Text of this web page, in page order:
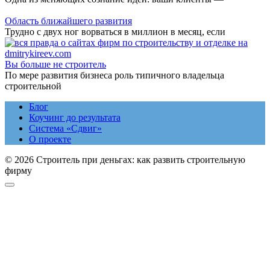
Область ближайшего развития
Трудно с двух ног ворваться в миллион в месяц, если
Вы больше не строитель
По мере развития бизнеса роль типичного владельца
строительной
Блог
Коучинг до результата
Система «Сдвиг»
О проекте
© 2026 Строитель при деньгах: как развить строительную
фирму